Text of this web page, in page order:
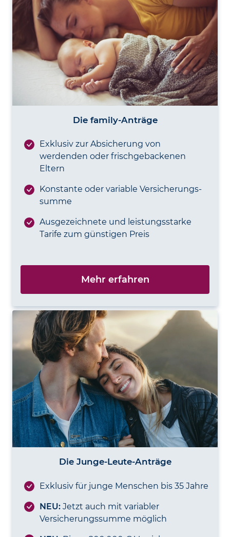
Die family-Anträge
Exklusiv zur Ab­sicherung von
werdenden oder frisch­gebackenen
Eltern
Konstante oder variable Versicherungs­
summe
Ausgezeichnete und leistungs­starke
Tarife zum günstigen Preis
Mehr erfahren
Die Junge-Leute-Anträge
Exklusiv für junge Menschen bis 35 Jahre
NEU: Jetzt auch mit variabler
Versicherungs­summe möglich